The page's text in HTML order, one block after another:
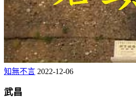
知無不言 2022-12-06
武昌